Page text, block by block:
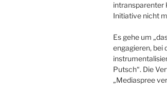
intransparenter
Initiative nicht
Es gehe um
engagieren, bei
Putsch“. Die
„Mediaspree